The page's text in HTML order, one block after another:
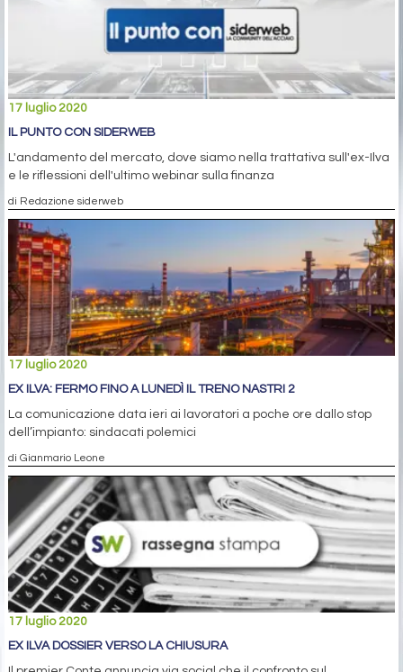
17 luglio 2020
IL PUNTO CON SIDERWEB
L'andamento del mercato, dove siamo nella trattativa sull'ex-Ilva
e le riflessioni dell'ultimo webinar sulla finanza
di Redazione siderweb
17 luglio 2020
EX ILVA: FERMO FINO A LUNEDÌ IL TRENO NASTRI 2
La comunicazione data ieri ai lavoratori a poche ore dallo stop
dell’impianto: sindacati polemici
di Gianmario Leone
17 luglio 2020
EX ILVA DOSSIER VERSO LA CHIUSURA